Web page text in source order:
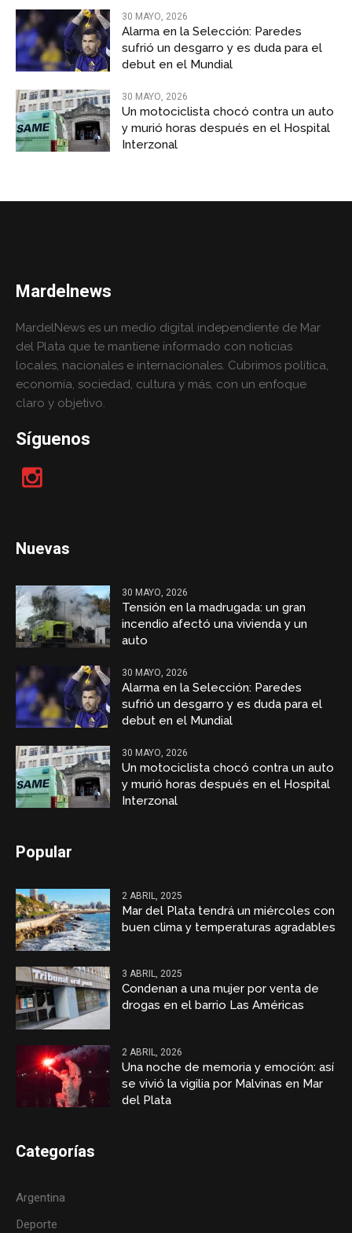
30 MAYO, 2026
Alarma en la Selección: Paredes
sufrió un desgarro y es duda para el
debut en el Mundial
30 MAYO, 2026
Un motociclista chocó contra un auto
y murió horas después en el Hospital
Interzonal
Mardelnews
MardelNews es un medio digital independiente de Mar
del Plata que te mantiene informado con noticias
locales, nacionales e internacionales. Cubrimos política,
economía, sociedad, cultura y más, con un enfoque
claro y objetivo.
Síguenos
Nuevas
30 MAYO, 2026
Tensión en la madrugada: un gran
incendio afectó una vivienda y un
auto
30 MAYO, 2026
Alarma en la Selección: Paredes
sufrió un desgarro y es duda para el
debut en el Mundial
30 MAYO, 2026
Un motociclista chocó contra un auto
y murió horas después en el Hospital
Interzonal
Popular
2 ABRIL, 2025
Mar del Plata tendrá un miércoles con
buen clima y temperaturas agradables
3 ABRIL, 2025
Condenan a una mujer por venta de
drogas en el barrio Las Américas
2 ABRIL, 2026
Una noche de memoria y emoción: así
se vivió la vigilia por Malvinas en Mar
del Plata
Categorías
Argentina
Deporte